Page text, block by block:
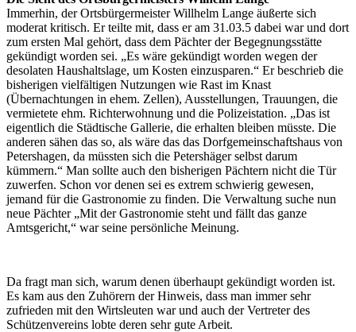
Immerhin, der Ortsbürgermeister Willhelm Lange äußerte sich
moderat kritisch. Er teilte mit, dass er am 31.03.5 dabei war und dort
zum ersten Mal gehört, dass dem Pächter der Begegnungsstätte
gekündigt worden sei. „Es wäre gekündigt worden wegen der
desolaten Haushaltslage, um Kosten einzusparen.“ Er beschrieb die
bisherigen vielfältigen Nutzungen wie Rast im Knast
(Übernachtungen in ehem. Zellen), Ausstellungen, Trauungen, die
vermietete ehm. Richterwohnung und die Polizeistation. „Das ist
eigentlich die Städtische Gallerie, die erhalten bleiben müsste. Die
anderen sähen das so, als wäre das das Dorfgemeinschaftshaus von
Petershagen, da müssten sich die Petershäger selbst darum
kümmern.“ Man sollte auch den bisherigen Pächtern nicht die Tür
zuwerfen. Schon vor denen sei es extrem schwierig gewesen,
jemand für die Gastronomie zu finden. Die Verwaltung suche nun
neue Pächter „Mit der Gastronomie steht und fällt das ganze
Amtsgericht,“ war seine persönliche Meinung.
Da fragt man sich, warum denen überhaupt gekündigt worden ist.
Es kam aus den Zuhörern der Hinweis, dass man immer sehr
zufrieden mit den Wirtsleuten war und auch der Vertreter des
Schützenvereins lobte deren sehr gute Arbeit.